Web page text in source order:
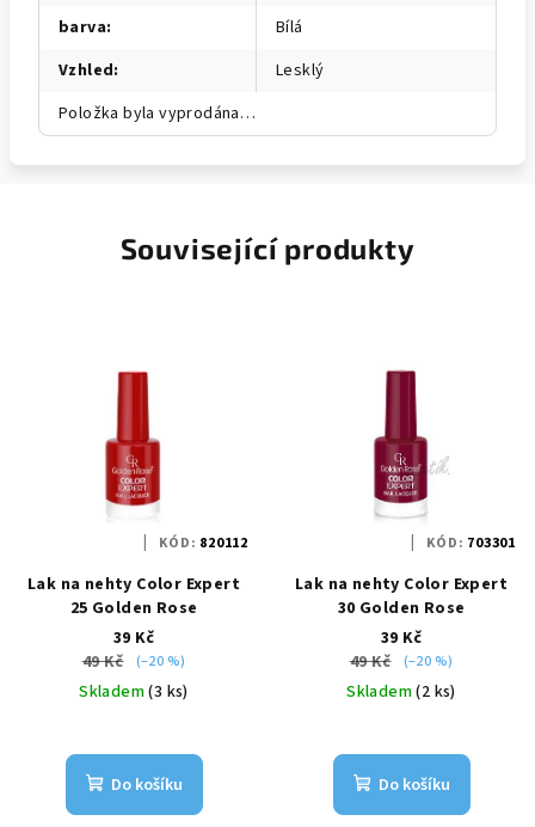
barva:
Bílá
Vzhled:
Lesklý
Položka byla vyprodána…
Související produkty
Lak na nehty Color Expert
25 Golden Rose
39 Kč
49 Kč
(–20 %)
Skladem(3 ks)
Do košíku
KÓD: 820112
Lak na nehty Color Expert
30 Golden Rose
39 Kč
49 Kč
(–20 %)
Skladem(2 ks)
Do košíku
KÓD: 703301